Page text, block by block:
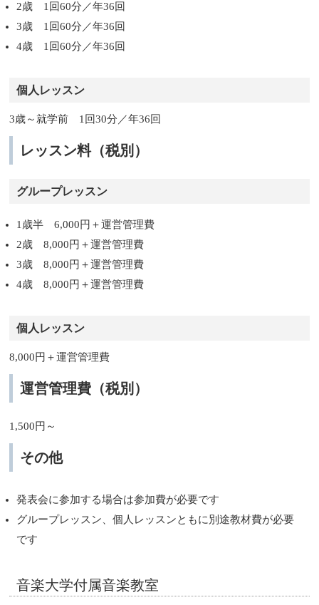
2歳 1回60分／年36回
3歳 1回60分／年36回
4歳 1回60分／年36回
個人レッスン
3歳～就学前 1回30分／年36回
レッスン料（税別）
グループレッスン
1歳半 6,000円＋運営管理費
2歳 8,000円＋運営管理費
3歳 8,000円＋運営管理費
4歳 8,000円＋運営管理費
個人レッスン
8,000円＋運営管理費
運営管理費（税別）
1,500円～
その他
発表会に参加する場合は参加費が必要です
グループレッスン、個人レッスンともに別途教材費が必要
です
音楽大学付属音楽教室